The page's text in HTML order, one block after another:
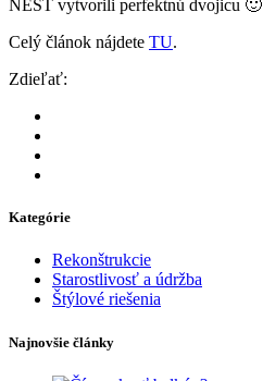
NEST vytvorili perfektnú dvojicu 🙂
Celý článok nájdete TU.
Zdieľať:
Kategórie
Rekonštrukcie
Starostlivosť a údržba
Štýlové riešenia
Najnovšie články